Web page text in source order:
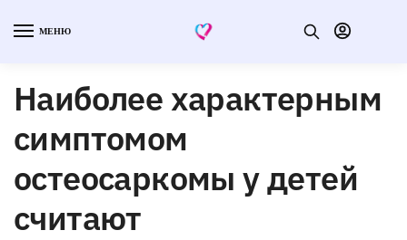
МЕНЮ
Наиболее характерным
симптомом
остеосаркомы у детей
считают